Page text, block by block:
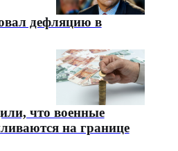
дефляцию в
что военные
на границе